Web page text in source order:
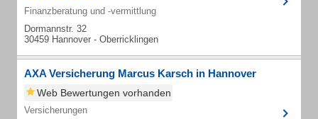
Finanzberatung und -vermittlung
Dormannstr. 32
30459 Hannover - Oberricklingen
AXA Versicherung Marcus Karsch in Hannover
Web Bewertungen vorhanden
Versicherungen